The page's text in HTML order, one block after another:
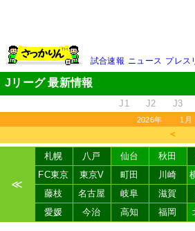
試合速報 ニュース プレス
Jリーグ 最新情報
J1 J2 J3
2026年 1月
＜
≪
札幌 八戸 仙台 秋田
FC東京
東京V 町田 川崎
藤枝
名古屋 岐阜 滋賀
愛媛
今治 高知 福岡